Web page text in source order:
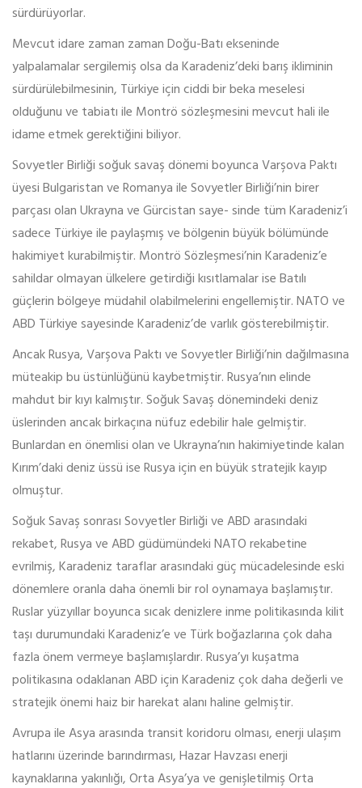
sürdürüyorlar.
Mevcut idare zaman zaman Doğu-Batı ekseninde
yalpalamalar sergilemiş olsa da Karadeniz’deki barış ikliminin
sürdürülebilmesinin, Türkiye için ciddi bir beka meselesi
olduğunu ve tabiatı ile Montrö sözleşmesini mevcut hali ile
idame etmek gerektiğini biliyor.
Sovyetler Birliği soğuk savaş dönemi boyunca Varşova Paktı
üyesi Bulgaristan ve Romanya ile Sovyetler Birliği’nin birer
parçası olan Ukrayna ve Gürcistan saye- sinde tüm Karadeniz’i
sadece Türkiye ile paylaşmış ve bölgenin büyük bölümünde
hakimiyet kurabilmiştir. Montrö Sözleşmesi’nin Karadeniz’e
sahildar olmayan ülkelere getirdiği kısıtlamalar ise Batılı
güçlerin bölgeye müdahil olabilmelerini engellemiştir. NATO ve
ABD Türkiye sayesinde Karadeniz’de varlık gösterebilmiştir.
Ancak Rusya, Varşova Paktı ve Sovyetler Birliği’nin dağılmasına
müteakip bu üstünlüğünü kaybetmiştir. Rusya’nın elinde
mahdut bir kıyı kalmıştır. Soğuk Savaş dönemindeki deniz
üslerinden ancak birkaçına nüfuz edebilir hale gelmiştir.
Bunlardan en önemlisi olan ve Ukrayna’nın hakimiyetinde kalan
Kırım’daki deniz üssü ise Rusya için en büyük stratejik kayıp
olmuştur.
Soğuk Savaş sonrası Sovyetler Birliği ve ABD arasındaki
rekabet, Rusya ve ABD güdümündeki NATO rekabetine
evrilmiş, Karadeniz taraflar arasındaki güç mücadelesinde eski
dönemlere oranla daha önemli bir rol oynamaya başlamıştır.
Ruslar yüzyıllar boyunca sıcak denizlere inme politikasında kilit
taşı durumundaki Karadeniz’e ve Türk boğazlarına çok daha
fazla önem vermeye başlamışlardır. Rusya’yı kuşatma
politikasına odaklanan ABD için Karadeniz çok daha değerli ve
stratejik önemi haiz bir harekat alanı haline gelmiştir.
Avrupa ile Asya arasında transit koridoru olması, enerji ulaşım
hatlarını üzerinde barındırması, Hazar Havzası enerji
kaynaklarına yakınlığı, Orta Asya’ya ve genişletilmiş Orta